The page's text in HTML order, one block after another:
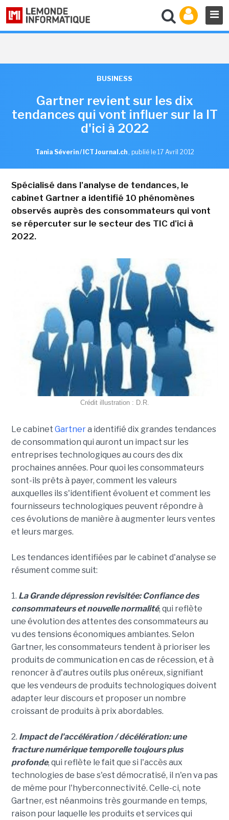
BUSINESS
Gartner revient sur les dix
tendances qui vont influer sur la IT
d'ici à 2022
Tania Séverin / ICT Journal.ch , publié le 17 Avril 2012
Spécialisé dans l'analyse de tendances, le
cabinet Gartner a identifié 10 phénomènes
observés auprès des consommateurs qui vont
se répercuter sur le secteur des TIC d'ici à
2022.
Crédit illustration : D.R.
Le cabinet Gartnera identifié dix grandes tendances
de consommation qui auront un impact sur les
entreprises technologiques au cours des dix
prochaines années. Pour quoi les consommateurs
sont-ils prêts à payer, comment les valeurs
auxquelles ils s'identifient évoluent et comment les
fournisseurs technologiques peuvent répondre à
ces évolutions de manière à augmenter leurs ventes
et leurs marges.
Les tendances identifiées par le cabinet d'analyse se
résument comme suit:
1. La Grande dépression revisitée: Confiance des
consommateurs et nouvelle normalité, qui reflète
une évolution des attentes des consommateurs au
vu des tensions économiques ambiantes. Selon
Gartner, les consommateurs tendent à prioriser les
produits de communication en cas de récession, et à
renoncer à d'autres outils plus onéreux, signifiant
que les vendeurs de produits technologiques doivent
adapter leur discours et proposer un nombre
croissant de produits à prix abordables.
2. Impact de l'accélération / décélération: une
fracture numérique temporelle toujours plus
profonde, qui reflète le fait que si l'accès aux
technologies de base s'est démocratisé, il n'en va pas
de même pour l'hyberconnectivité. Celle-ci, note
Gartner, est néanmoins très gourmande en temps,
raison pour laquelle les produits et services qui